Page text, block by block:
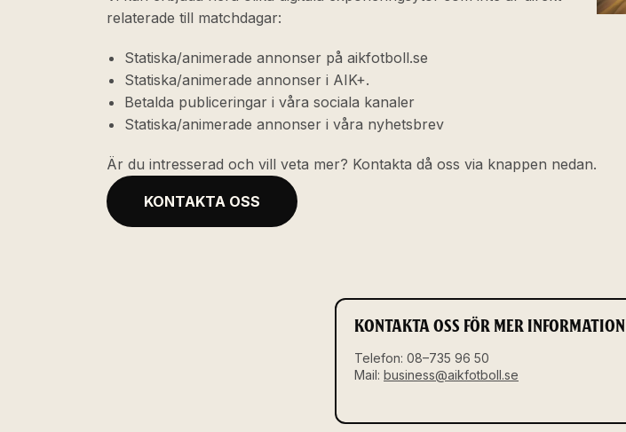
relaterade till matchdagar:
Statiska/animerade annonser på aikfotboll.se
Statiska/animerade annonser i AIK+.
Betalda publiceringar i våra sociala kanaler
Statiska/animerade annonser i våra nyhetsbrev
Är du intresserad och vill veta mer? Kontakta då oss via knappen nedan.
KONTAKTA OSS
KONTAKTA OSS FÖR MER INFORMATION
Telefon: 08–735 96 50
Mail: business@aikfotboll.se